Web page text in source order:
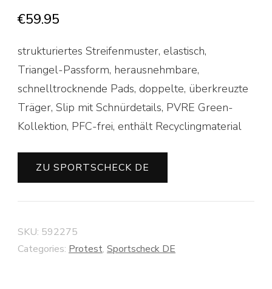
€59.95
strukturiertes Streifenmuster, elastisch,
Triangel-Passform, herausnehmbare,
schnelltrocknende Pads, doppelte, überkreuzte
Träger, Slip mit Schnürdetails, PVRE Green-
Kollektion, PFC-frei, enthält Recyclingmaterial
ZU SPORTSCHECK DE
SKU: 592275
Categories: Protest, Sportscheck DE